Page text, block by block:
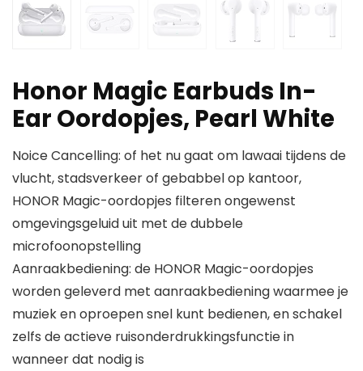
Honor Magic Earbuds In-
Ear Oordopjes, Pearl White
Noice Cancelling: of het nu gaat om lawaai tijdens de
vlucht, stadsverkeer of gebabbel op kantoor,
HONOR Magic-oordopjes filteren ongewenst
omgevingsgeluid uit met de dubbele
microfoonopstelling
Aanraakbediening: de HONOR Magic-oordopjes
worden geleverd met aanraakbediening waarmee je
muziek en oproepen snel kunt bedienen, en schakel
zelfs de actieve ruisonderdrukkingsfunctie in
wanneer dat nodig is